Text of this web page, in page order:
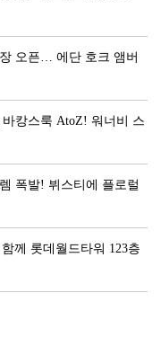
오픈… 에단 호크 앰버
캉스룩 AtoZ! 워너비 스
폭발! 뷔스티에 플로럴
께 롯데월드타워 123층